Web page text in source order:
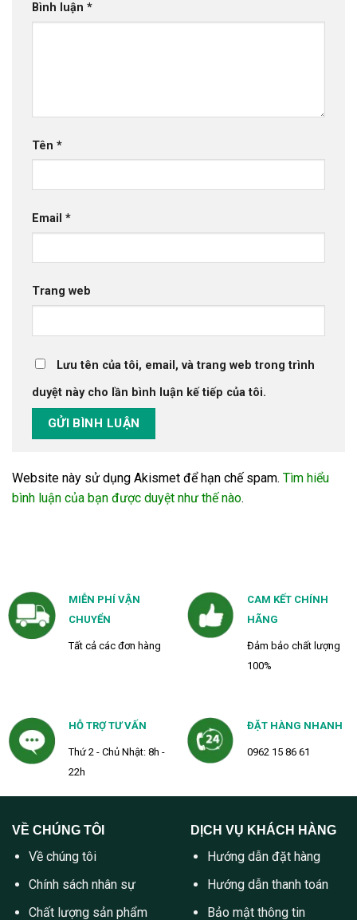
Bình luận *
Tên *
Email *
Trang web
Lưu tên của tôi, email, và trang web trong trình
duyệt này cho lần bình luận kế tiếp của tôi.
Website này sử dụng Akismet để hạn chế spam. Tìm hiểu
bình luận của bạn được duyệt như thế nào.
MIỄN PHÍ VẬN
CHUYỂN
Tất cả các đơn hàng
CAM KẾT CHÍNH
HÃNG
Đảm bảo chất lượng
100%
HỖ TRỢ TƯ VẤN
Thứ 2 - Chủ Nhật: 8h -
22h
ĐẶT HÀNG NHANH
0962 15 86 61
VỀ CHÚNG TÔI
Về chúng tôi
Chính sách nhân sự
Chất lượng sản phẩm
DỊCH VỤ KHÁCH HÀNG
Hướng dẫn đặt hàng
Hướng dẫn thanh toán
Bảo mật thông tin